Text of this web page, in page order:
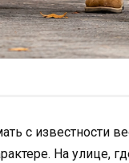
с известности
На улице,